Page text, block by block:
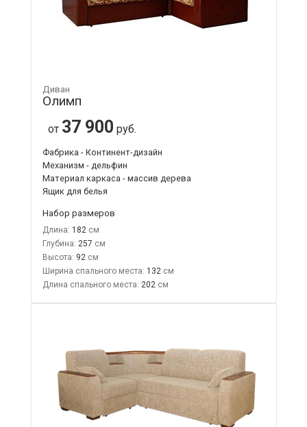
Диван
Олимп
от 37 900 руб.
Фабрика - Континент-дизайн
Механизм - дельфин
Материал каркаса - массив дерева
Ящик для белья
Набор размеров
Длина: 182
Глубина: 257
Высота: 92
Ширина спального места: 132
Длина спального места: 202